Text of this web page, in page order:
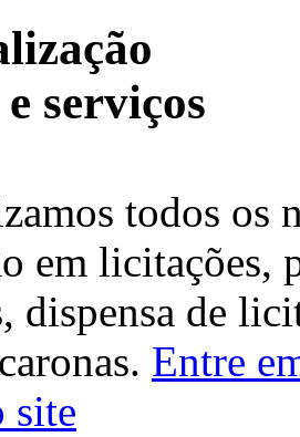
serviços
todos os
em licitações,
dispensa de
Entre
site